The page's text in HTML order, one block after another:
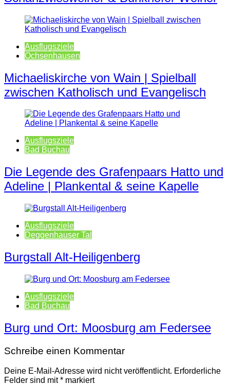
Ausflugsziele
Ochsenhausen
Michaeliskirche von Wain | Spielball
zwischen Katholisch und Evangelisch
Ausflugsziele
Bad Buchau
Die Legende des Grafenpaars Hatto und
Adeline | Plankental & seine Kapelle
Ausflugsziele
Deggenhauser Tal
Burgstall Alt-Heiligenberg
Ausflugsziele
Bad Buchau
Burg und Ort: Moosburg am Federsee
Schreibe einen Kommentar
Deine E-Mail-Adresse wird nicht veröffentlicht. Erforderliche
Felder sind mit* markiert